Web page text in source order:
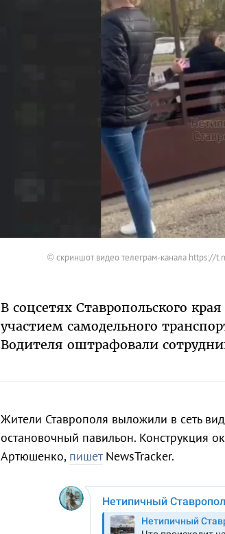
© скриншот видео телеграм-канала https://
В соцсетях Ставропольского
участием самодельного
Водителя оштрафовали
Жители Ставрополя выложили в сеть
остановочный павильон. Конструкция
Артюшенко, пишетNewsTracker.